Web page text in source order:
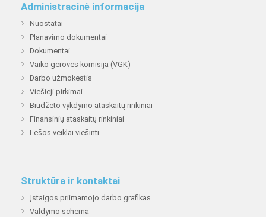
Administracinė informacija
Nuostatai
Planavimo dokumentai
Dokumentai
Vaiko gerovės komisija (VGK)
Darbo užmokestis
Viešieji pirkimai
Biudžeto vykdymo ataskaitų rinkiniai
Finansinių ataskaitų rinkiniai
Lėšos veiklai viešinti
Struktūra ir kontaktai
Įstaigos priimamojo darbo grafikas
Valdymo schema